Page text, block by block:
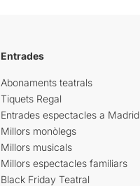
Entrades
Abonaments teatrals
Tiquets Regal
Entrades espectacles a Madrid
Millors monòlegs
Millors musicals
Millors espectacles familiars
Black Friday Teatral